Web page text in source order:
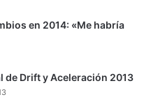
en 2014: «Me habría
de Drift y Aceleración 2013